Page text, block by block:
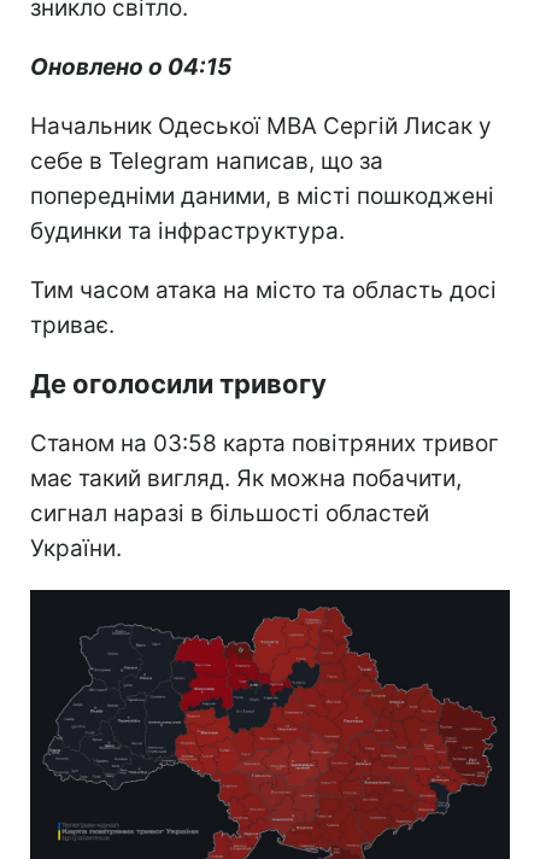
зникло світло.
Оновлено о 04:15
Начальник Одеської МВА Сергій Лисак у
себе в Telegram написав, що за
попередніми даними, в місті пошкоджені
будинки та інфраструктура.
Тим часом атака на місто та область досі
триває.
Де оголосили тривогу
Станом на 03:58 карта повітряних тривог
має такий вигляд. Як можна побачити,
сигнал наразі в більшості областей
України.